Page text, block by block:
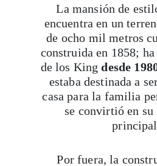
La mansión de
encuentra en un
de ocho mil metros
construida en 1858;
de los King desde
estaba destinada a
casa para la familia
se convirtió en su
Por fuera, la
itinerarios, tips de
Suscribirme